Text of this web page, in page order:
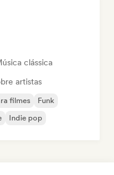
clássica
artistas
filmes
Funk
Indie pop